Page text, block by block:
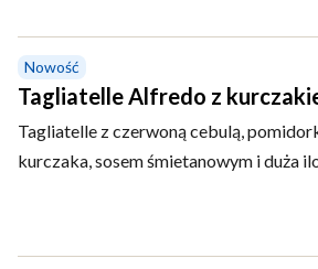
Nowość
Tagliatelle Alfredo z
Tagliatelle z czerwoną cebulą,
kurczaka, sosem śmietanowym i duża